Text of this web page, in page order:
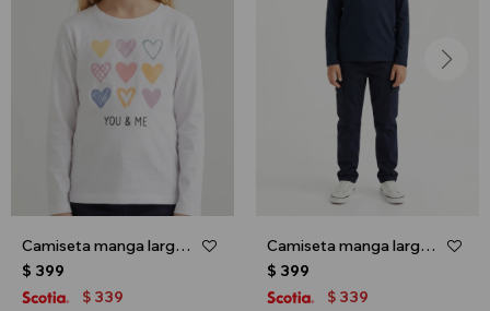
Camiseta manga larga - Blanco
$ 399
$ 339
Camiseta manga larga - Azul y blanco
$ 399
$ 339